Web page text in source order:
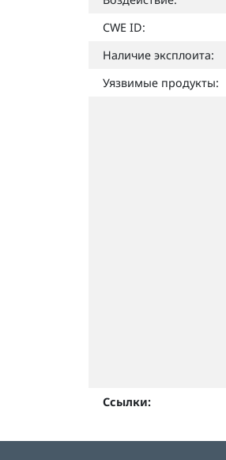
CWE ID:
Наличие эксплоита:
Уязвимые продукты:
Ссылки: